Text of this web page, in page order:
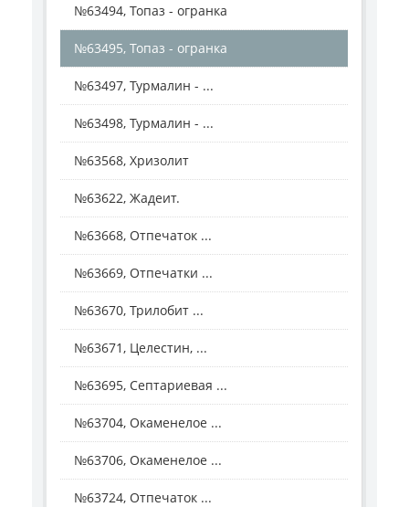
№63494, Топаз - огранка
№63495, Топаз - огранка
№63497, Турмалин - ...
№63498, Турмалин - ...
№63568, Хризолит
№63622, Жадеит.
№63668, Отпечаток ...
№63669, Отпечатки ...
№63670, Трилобит ...
№63671, Целестин, ...
№63695, Септариевая ...
№63704, Окаменелое ...
№63706, Окаменелое ...
№63724, Отпечаток ...